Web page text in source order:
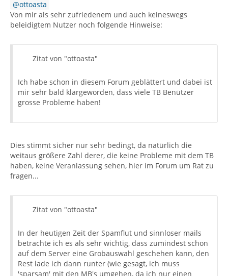
ottoasta
Von mir als sehr zufriedenem und auch keineswegs
beleidigtem Nutzer noch folgende Hinweise:
Zitat von "ottoasta"
Ich habe schon in diesem Forum geblättert und dabei ist
mir sehr bald klargeworden, dass viele TB Benützer
grosse Probleme haben!
Dies stimmt sicher nur sehr bedingt, da natürlich die
weitaus größere Zahl derer, die keine Probleme mit dem TB
haben, keine Veranlassung sehen, hier im Forum um Rat zu
fragen...
Zitat von "ottoasta"
In der heutigen Zeit der Spamflut und sinnloser mails
betrachte ich es als sehr wichtig, dass zumindest schon
auf dem Server eine Grobauswahl geschehen kann, den
Rest lade ich dann runter (wie gesagt, ich muss
'sparsam' mit den MB's umgehen, da ich nur einen